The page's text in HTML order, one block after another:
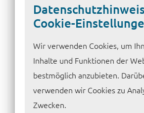
Lohsa II verbessert
Wassersituation
Die Dichtwand entlang Lohsa II
am Zug!
Die ganze
hier:
Cookie-
Wir verwenden Cookies, um
Inhalte und Funktionen der
bestmöglich anzubieten.
verwenden wir Cookies zu
Zwecken.